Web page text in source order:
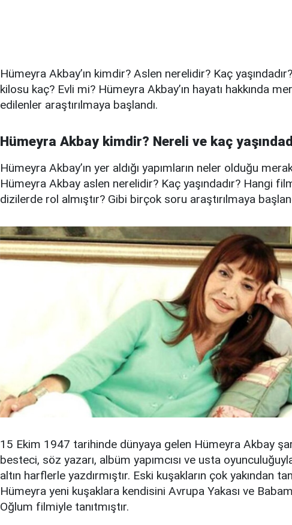
Hümeyra Akbay’ın kimdir? Aslen nerelidir? Kaç
kilosu kaç? Evli mi? Hümeyra Akbay’ın hayatı hakkında
edilenler araştırılmaya başlandı.
Hümeyra Akbay kimdir? Nereli ve kaç
Hümeyra Akbay’ın yer aldığı yapımların neler olduğu
Hümeyra Akbay aslen nerelidir? Kaç yaşındadır? Hangi
dizilerde rol almıştır? Gibi birçok soru araştırılmaya
15 Ekim 1947 tarihinde dünyaya gelen Hümeyra Akbay
besteci, söz yazarı, albüm yapımcısı ve usta oyunculuğuyla
altın harflerle yazdırmıştır. Eski kuşakların çok yakından
Hümeyra yeni kuşaklara kendisini Avrupa Yakası ve
Oğlum filmiyle tanıtmıştır.